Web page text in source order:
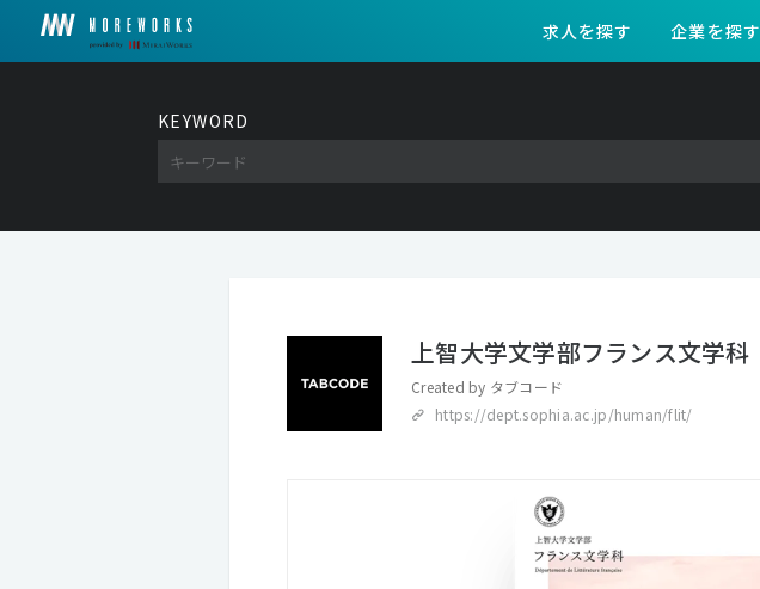
求人を探す 企業を探す
KEYWORD
上智大学文学部フランス文学科
Created by タブコード
https://dept.sophia.ac.jp/human/flit/